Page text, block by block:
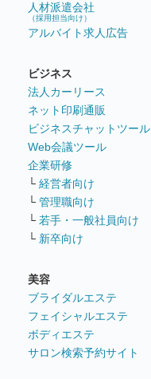
人材派遣会社
（採用担当向け）
アルバイト求人広告
ビジネス
法人カーリース
ネット印刷通販
ビジネスチャットツール
Web会議ツール
企業研修
└ 経営者向け
└ 管理職向け
└ 若手・一般社員向け
└ 新卒向け
美容
ブライダルエステ
フェイシャルエステ
ボディエステ
サロン検索予約サイト